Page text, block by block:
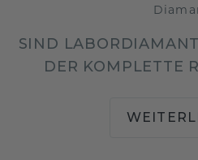
SIND
DER KOMPLETTE